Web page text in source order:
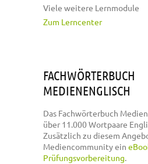
Viele weitere Lernmodule
Zum Lerncenter
FACHWÖRTERBUCH
MEDIENENGLISCH
Das Fachwörterbuch
über 11.000 Wortpaare
Zusätzlich zu diesem
Mediencommunity ein
Prüfungsvorbereitung.